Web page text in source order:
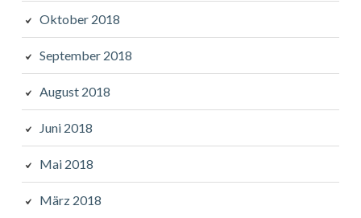
Oktober 2018
September 2018
August 2018
Juni 2018
Mai 2018
März 2018